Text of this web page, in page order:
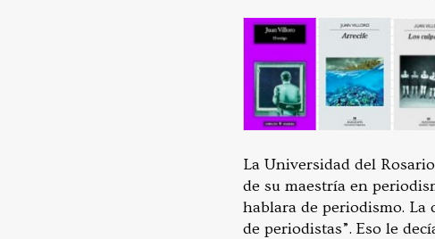
La Universidad del
de su maestría en
hablara de periodismo. La
de periodistas”. Eso le